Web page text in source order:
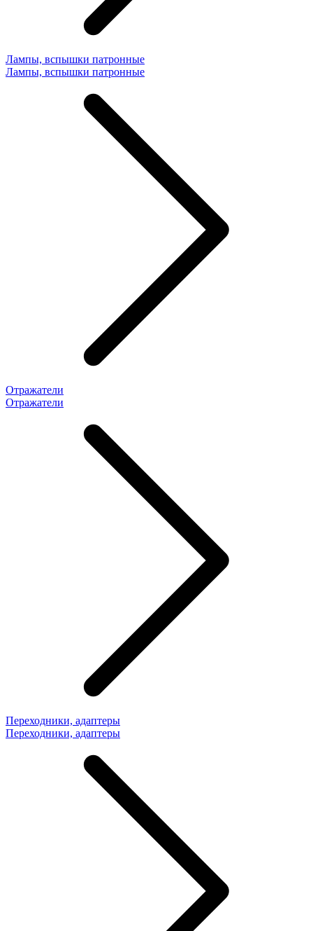
Лампы, вспышки патронные
Лампы, вспышки патронные
Отражатели
Отражатели
Переходники, адаптеры
Переходники, адаптеры